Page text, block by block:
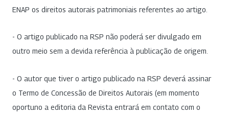
ENAP os direitos autorais patrimoniais referentes ao artigo.
- O artigo publicado na RSP não poderá ser divulgado em
outro meio sem a devida referência à publicação de origem.
- O autor que tiver o artigo publicado na RSP deverá assinar
o Termo de Concessão de Direitos Autorais (em momento
oportuno a editoria da Revista entrará em contato com o